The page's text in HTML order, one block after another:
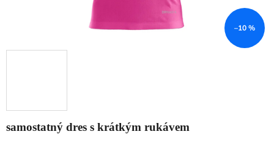
samostatný dres s krátkým rukávem
–10 %